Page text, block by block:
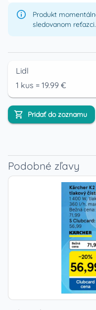
Produkt
sledovanom reťazci.
Lidl
1 kus = 19.99 €
Pridať do zoznamu
Podobné zľavy